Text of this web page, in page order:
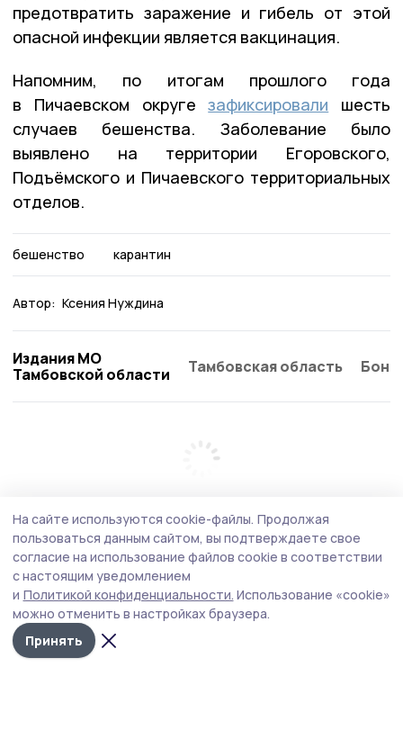
предотвратить заражение и гибель от этой
опасной инфекции является вакцинация.
Напомним, по итогам прошлого года
в Пичаевском округезафиксировали шесть
случаев бешенства. Заболевание было
выявлено на территории Егоровского,
Подъёмского и Пичаевского территориальных
отделов.
бешенство карантин
Автор: Ксения Нуждина
Издания МО
Тамбовской области
Тамбовская область
На сайте используются cookie-файлы. Продолжая
пользоваться данным сайтом, вы подтверждаете свое
согласие на использование файлов cookie в соответствии
с настоящим уведомлением
и Политикой конфиденциальности. Использование «cookie»
можно отменить в настройках браузера.
Принять